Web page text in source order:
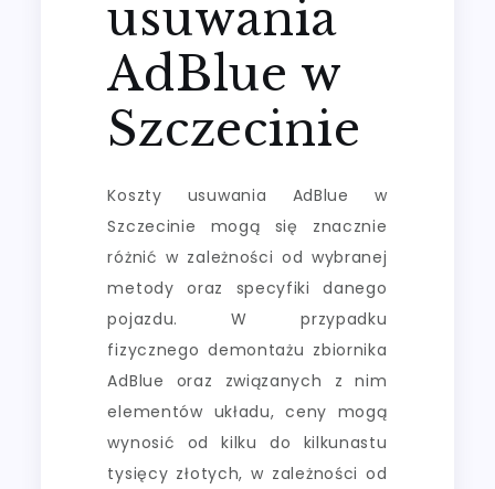
usuwania
AdBlue w
Szczecinie
Koszty usuwania AdBlue w
Szczecinie mogą się znacznie
różnić w zależności od wybranej
metody oraz specyfiki danego
pojazdu. W przypadku
fizycznego demontażu zbiornika
AdBlue oraz związanych z nim
elementów układu, ceny mogą
wynosić od kilku do kilkunastu
tysięcy złotych, w zależności od